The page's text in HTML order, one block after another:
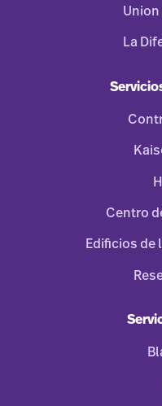
La
Centro
Edificios de